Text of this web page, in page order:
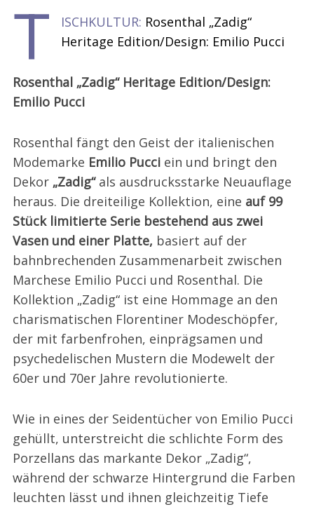
T ISCHKULTUR: Rosenthal „Zadig“
Heritage Edition/Design: Emilio Pucci
Rosenthal „Zadig“ Heritage Edition/Design:
Emilio Pucci
Rosenthal fängt den Geist der italienischen
Modemarke Emilio Pucciein und bringt den
Dekor„Zadig“als ausdrucksstarke Neuauflage
heraus. Die dreiteilige Kollektion, eine auf 99
Stück limitierte Serie bestehend aus zwei
Vasen und einer Platte, basiert auf der
bahnbrechenden Zusammenarbeit zwischen
Marchese Emilio Pucci und Rosenthal. Die
Kollektion „Zadig“ ist eine Hommage an den
charismatischen Florentiner Modeschöpfer,
der mit farbenfrohen, einprägsamen und
psychedelischen Mustern die Modewelt der
60er und 70er Jahre revolutionierte.
Wie in eines der Seidentücher von Emilio Pucci
gehüllt, unterstreicht die schlichte Form des
Porzellans das markante Dekor „Zadig“,
während der schwarze Hintergrund die Farben
leuchten lässt und ihnen gleichzeitig Tiefe